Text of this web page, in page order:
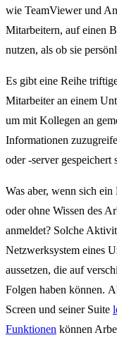
wie TeamViewer und
Mitarbeitern, auf einen
nutzen, als ob sie
Es gibt eine Reihe
Mitarbeiter an einem
um mit Kollegen an
Informationen
oder -server gespeichert
Was aber, wenn sich
oder ohne Wissen des
anmeldet? Solche
Netzwerksystem eines
aussetzen, die auf
Folgen haben können.
Screen und seiner Suite
Funktionen können